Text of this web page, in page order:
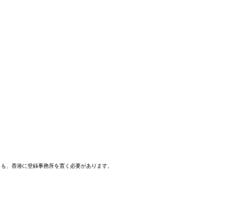
、香港に登録事務所を置く必要があります。